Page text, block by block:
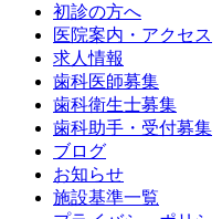
初診の方へ
医院案内・アクセス
求人情報
歯科医師募集
歯科衛生士募集
歯科助手・受付募集
ブログ
お知らせ
施設基準一覧